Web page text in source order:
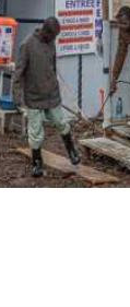
يخرج عن